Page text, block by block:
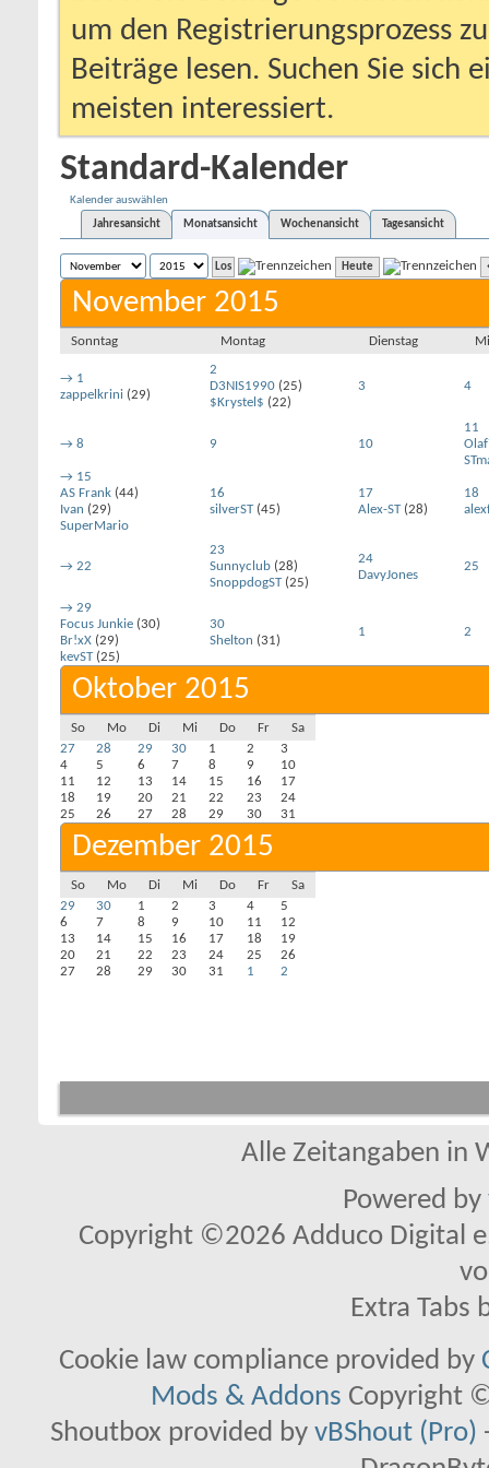
um den Registrierungsprozess
Beiträge lesen. Suchen Sie sich
meisten interessiert.
Standard-Kalender
Kalender auswählen
Jahresansicht
Monatsansicht Wochenansicht Tagesansicht
Heute
November 2015
Sonntag Montag Dienstag
→ 1
zappelkrini (29)
2
D3NIS1990 (25)
$Krystel$ (22)
3 4
→ 8 9 10
11
→ 15
AS Frank (44)
Ivan (29)
SuperMario
16
silverST(45)
17
Alex-ST(28)
18
→ 22
23
Sunnyclub (28)
SnoppdogST(25)
24
DavyJones
25
→ 29
Focus Junkie (30)
Br!xX (29)
kevST(25)
30
Shelton (31)
1 2
Oktober 2015
So Mo Di Mi Do Fr
Sa
27
28 29 30 1 2
3
4
5 6 7 8 9
10
11
12 13 14 15 16
17
18
19 20 21 22 23
24
25
26 27 28 29 30 31
Dezember 2015
So Mo Di Mi Do Fr
Sa
29
30 1 2 3 4
5
6
7 8 9 10 11
12
13
14 15 16 17 18
19
20
21 22 23 24 25
26
27
28 29 30 31 1 2
Alle Zeitangaben in
Powered by
Copyright ©2026 Adduco Digital
Extra Tabs
Cookie law compliance provided by
Mods & Addons Copyright
Shoutbox provided by vBShout (Pro)